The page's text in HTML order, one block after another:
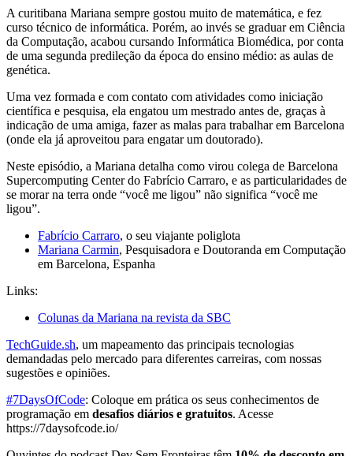
A curitibana Mariana sempre gostou muito de matemática, e fez
curso técnico de informática. Porém, ao invés se graduar em Ciência
da Computação, acabou cursando Informática Biomédica, por conta
de uma segunda predileção da época do ensino médio: as aulas de
genética.
Uma vez formada e com contato com atividades como iniciação
científica e pesquisa, ela engatou um mestrado antes de, graças à
indicação de uma amiga, fazer as malas para trabalhar em Barcelona
(onde ela já aproveitou para engatar um doutorado).
Neste episódio, a Mariana detalha como virou colega de Barcelona
Supercomputing Center do Fabrício Carraro, e as particularidades de
se morar na terra onde “você me ligou” não significa “você me
ligou”.
Fabrício Carraro, o seu viajante poliglota
Mariana Carmin, Pesquisadora e Doutoranda em Computação
em Barcelona, Espanha
Links:
Colunas da Mariana na revista da SBC
TechGuide.sh, um mapeamento das principais tecnologias
demandadas pelo mercado para diferentes carreiras, com nossas
sugestões e opiniões.
#7DaysOfCode: Coloque em prática os seus conhecimentos de
programação em desafios diários e gratuitos. Acesse
https://7daysofcode.io/